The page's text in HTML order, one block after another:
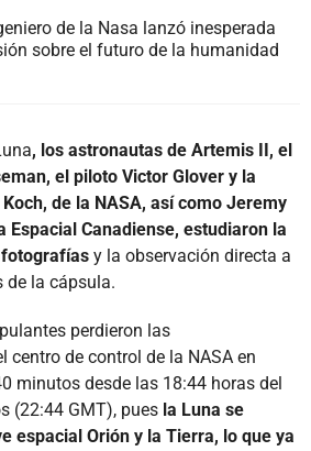
de la Nasa lanzó inesperada
sobre el futuro de la humanidad
, los astronautas de Artemis II, el
el piloto Victor Glover y la
de la NASA, así como Jeremy
Espacial Canadiense, estudiaron la
y la observación directa a
de la cápsula.
perdieron las
centro de control de la NASA en
minutos desde las 18:44 horas del
(22:44 GMT), pues la Luna se
espacial Orión y la Tierra, lo que ya